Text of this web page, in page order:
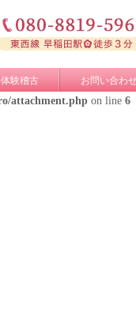
験稽古 お問い合わ
attachment.php on line 6